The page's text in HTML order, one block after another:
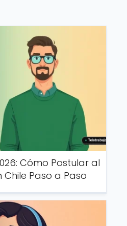
Cómo Postular al
Chile Paso a Paso